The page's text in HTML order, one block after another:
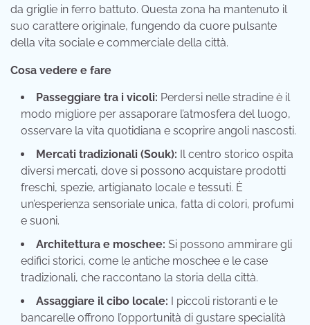
da griglie in ferro battuto. Questa zona ha mantenuto il
suo carattere originale, fungendo da cuore pulsante
della vita sociale e commerciale della città.
Cosa vedere e fare
Passeggiare tra i vicoli: Perdersi nelle stradine è il
modo migliore per assaporare l’atmosfera del luogo,
osservare la vita quotidiana e scoprire angoli nascosti.
Mercati tradizionali (Souk): Il centro storico ospita
diversi mercati, dove si possono acquistare prodotti
freschi, spezie, artigianato locale e tessuti. È
un’esperienza sensoriale unica, fatta di colori, profumi
e suoni.
Architettura e moschee: Si possono ammirare gli
edifici storici, come le antiche moschee e le case
tradizionali, che raccontano la storia della città.
Assaggiare il cibo locale: I piccoli ristoranti e le
bancarelle offrono l’opportunità di gustare specialità